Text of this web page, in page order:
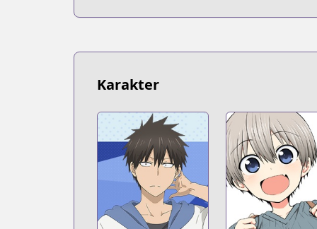
https://www.mangaupdates.com/
Book☆Walker
https://bookwalker.jp/series/166064/
Karakter